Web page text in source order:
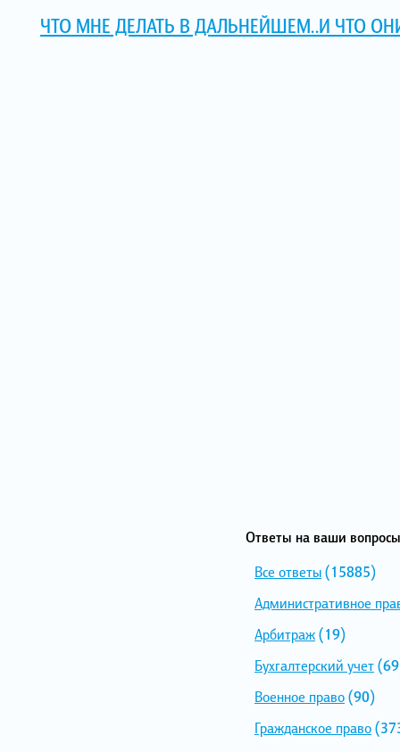
ЧТО МНЕ ДЕЛАТЬ В ДАЛЬНЕЙШЕМ..И ЧТО
Ответы на ваши
Все ответы(15885)
Административное
Арбитраж(19)
Бухгалтерский учет
Военное право(90)
Гражданское право